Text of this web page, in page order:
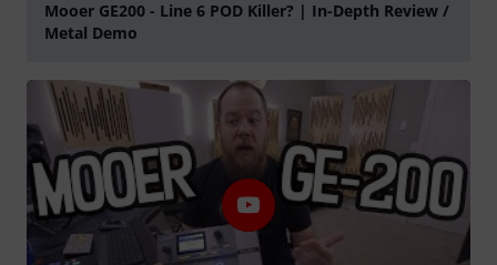
Mooer GE200 - Line 6 POD Killer? | In-Depth Review /
Metal Demo